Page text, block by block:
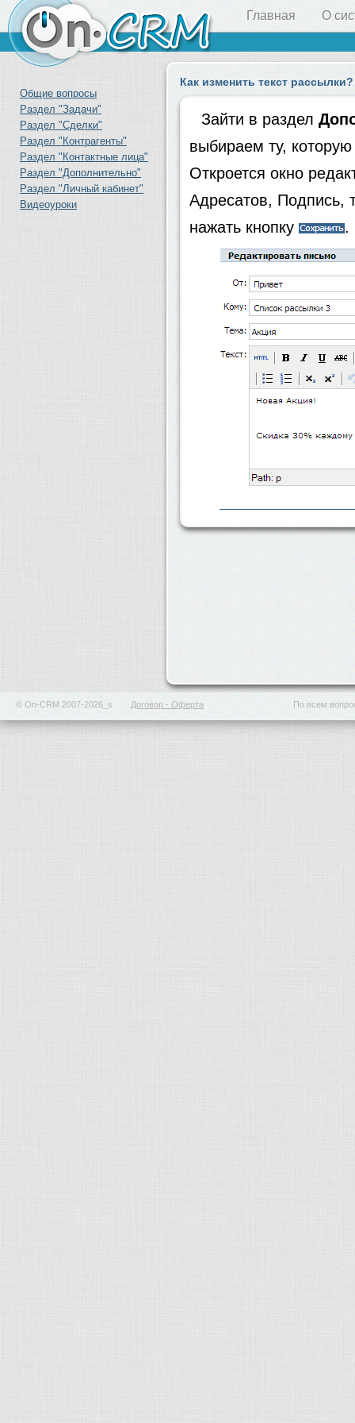
Главная О
Общие вопросы
Раздел "Задачи"
Раздел "Сделки"
Раздел "Контрагенты"
Раздел "Контактные лица"
Раздел "Дополнительно"
Раздел "Личный кабинет"
Видеоуроки
Как изменить текст рассылки?
Зайти в раздел
выбираем ту,
Откроется окно
Адресатов, Подпись,
нажать кнопку
.
© On-CRM 2007-2026_s Договор - Оферта По всем